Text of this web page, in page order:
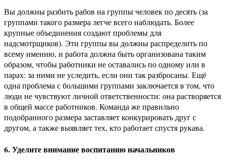
Вы должны разбить рабов на группы человек по десять (за
группами такого размера легче всего наблюдать. Более
крупные объединения создают проблемы для
надсмотрщиков). Эти группы вы должны распределить по
всему имению, и работа должна быть организована таким
образом, чтобы работники не оставались по одному или в
парах: за ними не уследить, если они так разбросаны. Ещё
одна проблема с большими группами заключается в том, что
люди не чувствуют личной ответственности: она растворяется
в общей массе работников. Команда же правильно
подобранного размера заставляет конкурировать друг с
другом, а также выявляет тех, кто работает спустя рукава.
6. Уделите внимание воспитанию начальников